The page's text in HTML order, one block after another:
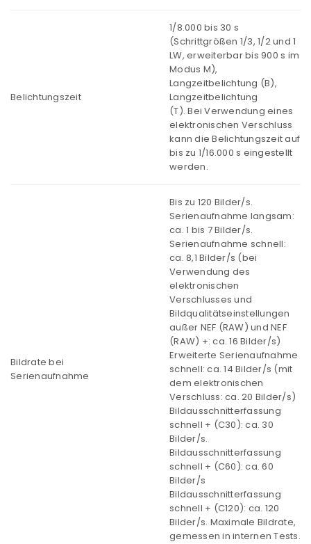
Belichtungszeit
1/8.000 bis 30 s
(Schrittgrößen 1/3, 1/2 und 1
LW, erweiterbar bis 900 s im
Modus M),
Langzeitbelichtung (B),
Langzeitbelichtung
(T). Bei Verwendung eines
elektronischen Verschluss
kann die Belichtungszeit auf
bis zu 1/16.000 s eingestellt
werden.
Bildrate bei
Serienaufnahme
Bis zu 120 Bilder/s.
Serienaufnahme langsam:
ca. 1 bis 7 Bilder/s.
Serienaufnahme schnell:
ca. 8,1 Bilder/s (bei
Verwendung des
elektronischen
Verschlusses und
Bildqualitätseinstellungen
außer NEF (RAW) und NEF
(RAW) +: ca. 16 Bilder/s)
Erweiterte Serienaufnahme
schnell: ca. 14 Bilder/s (mit
dem elektronischen
Verschluss: ca. 20 Bilder/s)
Bildausschnitterfassung
schnell + (C30): ca. 30
Bilder/s.
Bildausschnitterfassung
schnell + (C60): ca. 60
Bilder/s
Bildausschnitterfassung
schnell + (C120): ca. 120
Bilder/s. Maximale Bildrate,
gemessen in internen Tests.